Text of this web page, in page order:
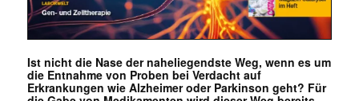
Ist nicht die Nase der naheliegendste Weg, wenn es um
die Entnahme von Proben bei Verdacht auf
Erkrankungen wie Alzheimer oder Parkinson geht? Für